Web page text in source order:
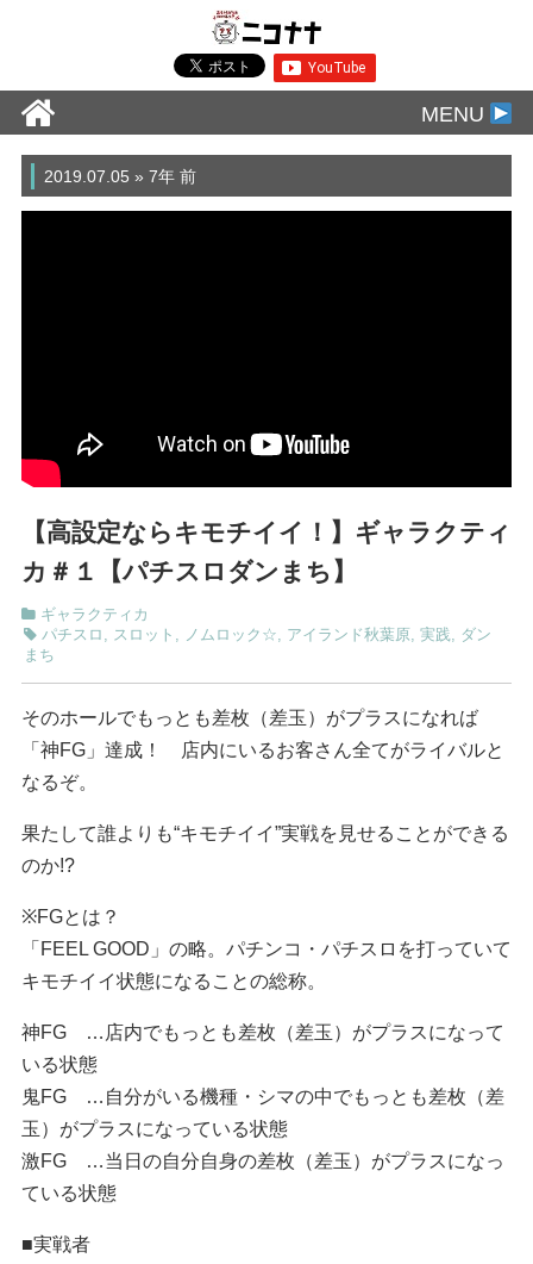
MENU
2019.07.05 » 7年 前
【高設定ならキモチイイ！】ギャラクティ
カ＃１【パチスロダンまち】
ギャラクティカ
パチスロ , スロット , ノムロック☆, アイランド秋葉原, 実践, ダン
まち
そのホールでもっとも差枚（差玉）がプラスになれば
「神FG」達成！ 店内にいるお客さん全てがライバルと
なるぞ。
果たして誰よりも“キモチイイ”実戦を見せることができる
のか!?
※FGとは？
「FEEL GOOD」の略。パチンコ・パチスロを打っていて
キモチイイ状態になることの総称。
神FG …店内でもっとも差枚（差玉）がプラスになって
いる状態
鬼FG …自分がいる機種・シマの中でもっとも差枚（差
玉）がプラスになっている状態
激FG …当日の自分自身の差枚（差玉）がプラスになっ
ている状態
■実戦者